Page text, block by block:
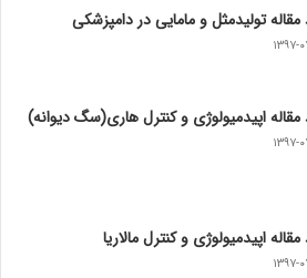
مقاله تولیدمثل و مامایی در دامپزشکی
۰۷-۳۰
مقاله اپیدمیولوژی و کنترل هاری(سگ دیوانه)
۰۷-۲۶
مقاله اپیدمیولوژی و کنترل مالاریا
۰۷-۲۶